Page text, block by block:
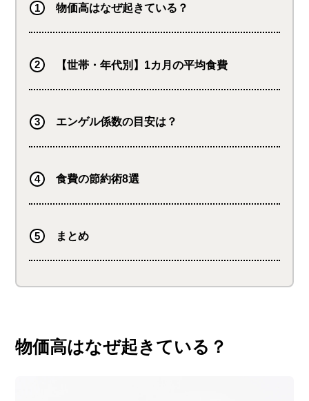
物価高はなぜ起きている？
【世帯・年代別】1カ月の平均食費
エンゲル係数の目安は？
食費の節約術8選
まとめ
物価高はなぜ起きている？